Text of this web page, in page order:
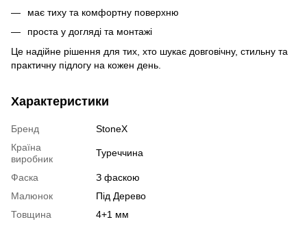
має тиху та комфортну поверхню
проста у догляді та монтажі
Це надійне рішення для тих, хто шукає довговічну, стильну та
практичну підлогу на кожен день.
Характеристики
Бренд
StoneX
Країна
виробник
Туреччина
Фаска
З фаскою
Малюнок
Під Дерево
Товщина
4+1 мм